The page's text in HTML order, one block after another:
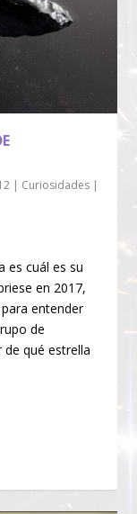
Curiosidades
es cuál es su
en 2017,
entender
de
qué estrella